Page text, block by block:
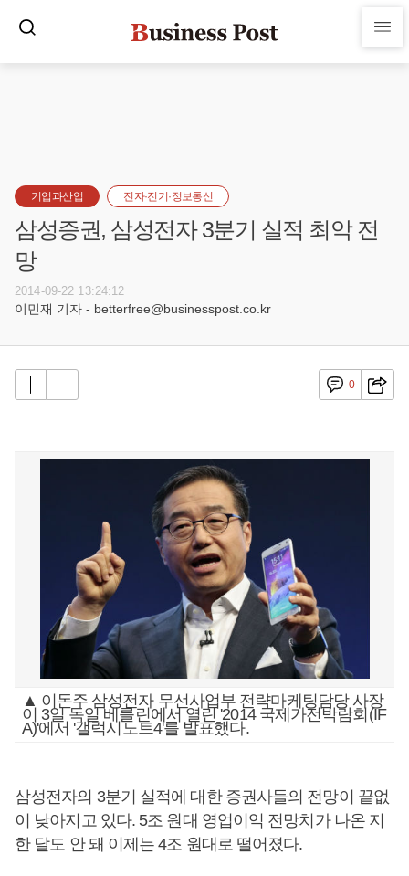
기업과산업 전자·전기·정보통신
삼성증권, 삼성전자 3분기 실적 최악 전
망
2014-09-22 13:24:12
이민재 기자 - betterfree@businesspost.co.kr
0
▲ 이돈주 삼성전자 무선사업부 전략마케팅담당 사장
이 3일 독일 베를린에서 열린 '2014 국제가전박람회(IF
A)'에서 '갤럭시노트4'를 발표했다.
삼성전자의 3분기 실적에 대한 증권사들의 전망이 끝없
이 낮아지고 있다. 5조 원대 영업이익 전망치가 나온 지
한 달도 안 돼 이제는 4조 원대로 떨어졌다.